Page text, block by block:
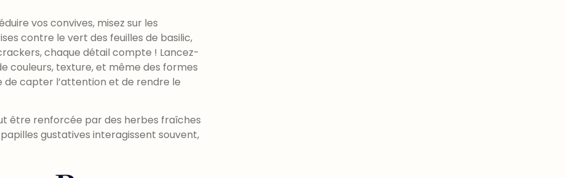
vos convives, misez sur les
contre le vert des feuilles de basilic,
chaque détail compte ! Lancez-
couleurs, texture, et même des formes
de capter l’attention et de rendre le
être renforcée par des herbes fraîches
gustatives interagissent souvent,